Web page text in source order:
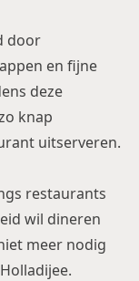
door
en fijne
deze
knap
uitserveren.
restaurants
wil dineren
meer nodig